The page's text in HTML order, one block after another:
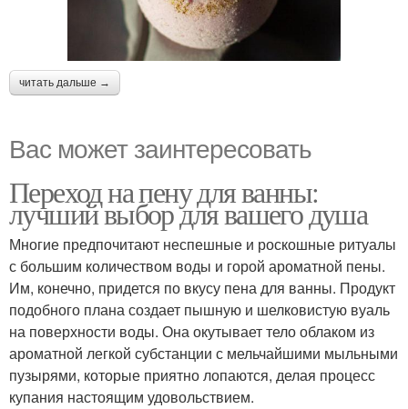
читать дальше →
Вас может заинтересовать
Переход на пену для ванны:
лучший выбор для вашего душа
Многие предпочитают неспешные и роскошные ритуалы
с большим количеством воды и горой ароматной пены.
Им, конечно, придется по вкусу пена для ванны. Продукт
подобного плана создает пышную и шелковистую вуаль
на поверхности воды. Она окутывает тело облаком из
ароматной легкой субстанции с мельчайшими мыльными
пузырями, которые приятно лопаются, делая процесс
купания настоящим удовольствием.